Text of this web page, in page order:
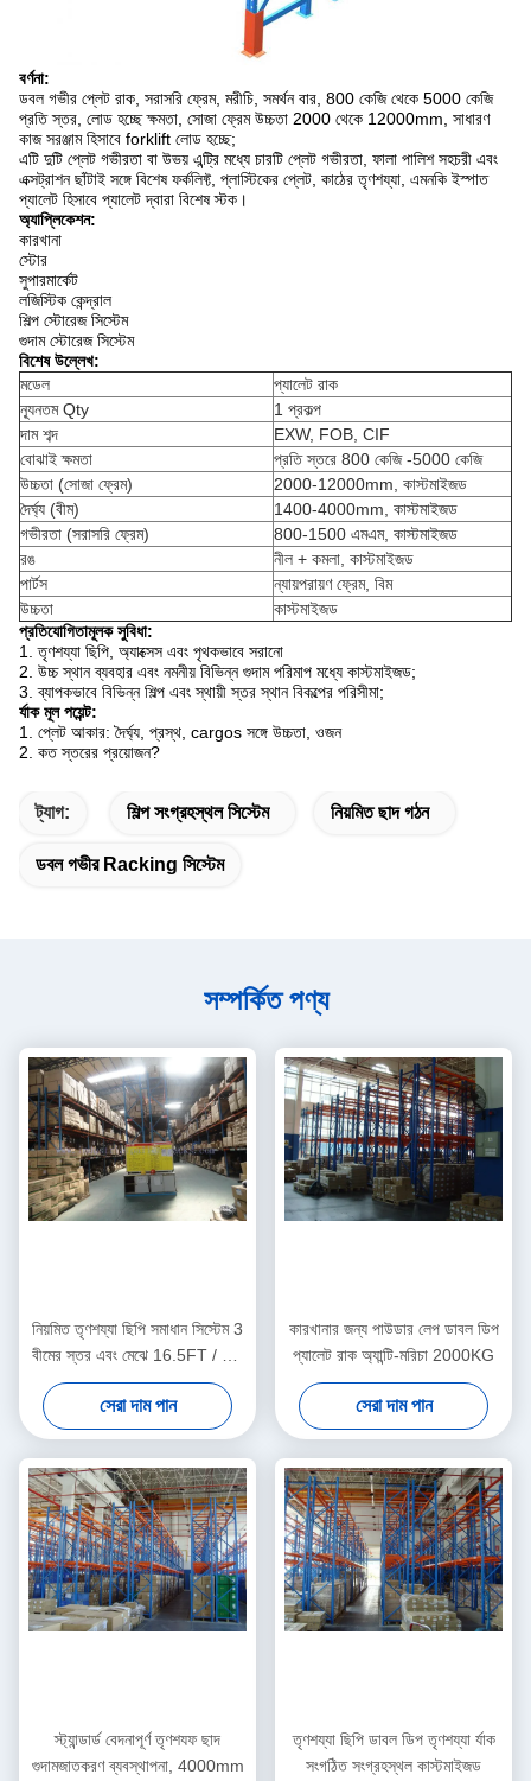
বর্ণনা:
ডবল গভীর প্লেট রাক, সরাসরি ফ্রেম, মরীচি, সমর্থন বার, 800 কেজি থেকে 5000 কেজি
প্রতি স্তর, লোড হচ্ছে ক্ষমতা, সোজা ফ্রেম উচ্চতা 2000 থেকে 12000mm, সাধারণ
কাজ সরঞ্জাম হিসাবে forklift লোড হচ্ছে;
এটি দুটি প্লেট গভীরতা বা উভয় এন্ট্রি মধ্যে চারটি প্লেট গভীরতা, ফালা পালিশ সহচরী এবং
এক্সট্রাশন ছাঁটাই সঙ্গে বিশেষ ফর্কলিফ্ট, প্লাস্টিকের প্লেট, কাঠের তৃণশয্যা, এমনকি ইস্পাত
প্যালেট হিসাবে প্যালেট দ্বারা বিশেষ স্টক।
অ্যাপ্লিকেশন:
কারখানা
স্টোর
সুপারমার্কেট
লজিস্টিক কেন্দ্রাল
শিল্প স্টোরেজ সিস্টেম
গুদাম স্টোরেজ সিস্টেম
বিশেষ উল্লেখ:
মডেল
প্যালেট রাক
ন্যূনতম Qty
1 প্রকল্প
দাম শব্দ
EXW, FOB, CIF
বোঝাই ক্ষমতা
প্রতি স্তরে 800 কেজি -5000 কেজি
উচ্চতা (সোজা ফ্রেম)
2000-12000mm, কাস্টমাইজড
দৈর্ঘ্য (বীম)
1400-4000mm, কাস্টমাইজড
গভীরতা (সরাসরি ফ্রেম)
800-1500 এমএম, কাস্টমাইজড
রঙ
নীল + কমলা, কাস্টমাইজড
পার্টস
ন্যায়পরায়ণ ফ্রেম, বিম
উচ্চতা
কাস্টমাইজড
প্রতিযোগিতামূলক সুবিধা:
1. তৃণশয্যা ছিপি, অ্যাক্সেস এবং পৃথকভাবে সরানো
2. উচ্চ স্থান ব্যবহার এবং নমনীয় বিভিন্ন গুদাম পরিমাপ মধ্যে কাস্টমাইজড;
3. ব্যাপকভাবে বিভিন্ন শিল্প এবং স্থায়ী স্তর স্থান বিকল্পের পরিসীমা;
র্যাক মূল পয়েন্ট:
1. প্লেট আকার: দৈর্ঘ্য, প্রস্থ, cargos সঙ্গে উচ্চতা, ওজন
2. কত স্তরের প্রয়োজন?
ট্যাগ: শিল্প সংগ্রহস্থল সিস্টেম নিয়মিত ছাদ গঠন
ডবল গভীর Racking সিস্টেম
সম্পর্কিত পণ্য
নিয়মিত তৃণশয্যা ছিপি সমাধান সিস্টেম 3
বীমের স্তর এবং মেঝে 16.5FT / 5 ম
উচ্চতা
সেরা দাম পান
কারখানার জন্য পাউডার লেপ ডাবল ডিপ
প্যালেট রাক অ্যান্টি-মরিচা 2000KG
সেরা দাম পান
স্ট্যান্ডার্ড বেদনাপূর্ণ তৃণশযফ ছাদ
গুদামজাতকরণ ব্যবস্থাপনা, 4000mm
তৃণশয্যা ছিপি ডাবল ডিপ তৃণশয্যা র্যাক
সংগঠিত সংগ্রহস্থল কাস্টমাইজড